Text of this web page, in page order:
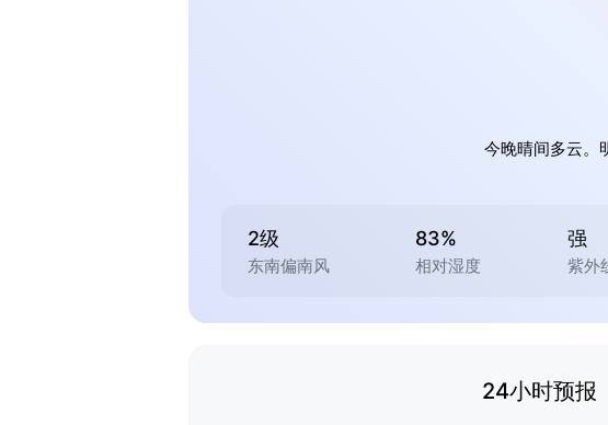
今晚晴间多云。
2级
东南偏南风
83%
相对湿度
强
紫外
24小时预报